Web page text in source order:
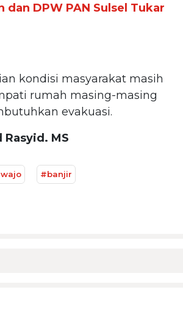
dan DPW PAN Sulsel Tukar
kondisi masyarakat masih
rumah masing-masing
evakuasi.
Rasyid. MS
#banjir